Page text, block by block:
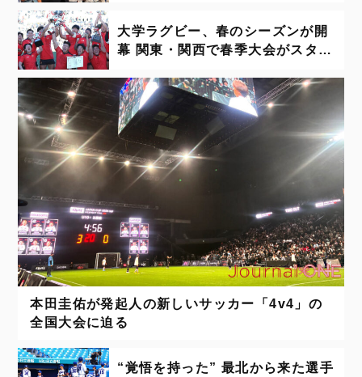
大学ラグビー、春のシーズンが開
幕 関東・関西で春季大会がスター
本田圭佑が発起人の新しいサッカー「4v4」の
全国大会に迫る
“覚悟を持った” 最北から来た選手